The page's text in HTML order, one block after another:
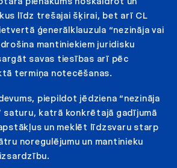
līdz trešajai šķirai, bet arī CL
ģenerālklauzula “nezināja vai
mantiniekiem juridisku
savas tiesības arī pēc
termiņa notecēšanas.
piepildot jēdziena “nezināja
saturu, katrā konkrētajā gadījumā
un meklēt līdzsvaru starp
noregulējumu un mantinieku